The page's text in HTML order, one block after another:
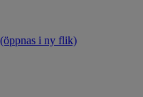
(öppnas i ny flik)